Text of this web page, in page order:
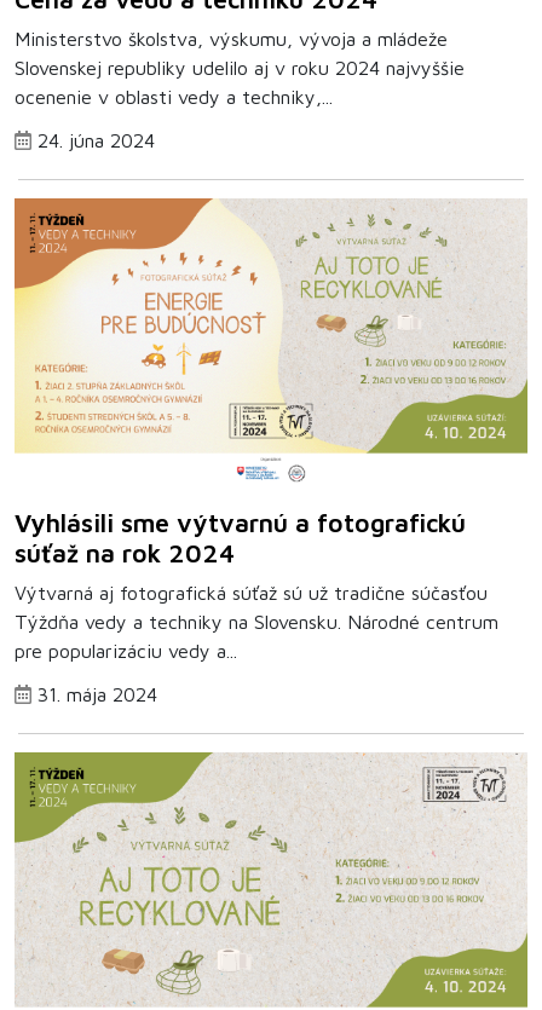
Ministerstvo školstva, výskumu, vývoja a mládeže
Slovenskej republiky udelilo aj v roku 2024 najvyššie
ocenenie v oblasti vedy a techniky,...
24. júna 2024
Vyhlásili sme výtvarnú a fotografickú
súťaž na rok 2024
Výtvarná aj fotografická súťaž sú už tradične súčasťou
Týždňa vedy a techniky na Slovensku. Národné centrum
pre popularizáciu vedy a...
31. mája 2024